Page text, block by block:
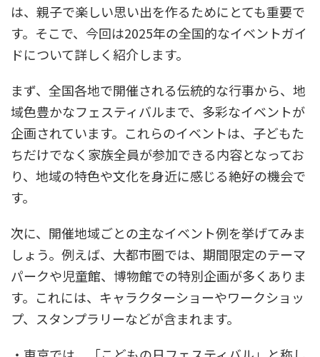
は、親子で楽しい思い出を作るためにとても重要で
す。そこで、今回は2025年の全国的なイベントガイ
ドについて詳しく紹介します。
まず、全国各地で開催される伝統的な行事から、地
域色豊かなフェスティバルまで、多彩なイベントが
企画されています。これらのイベントは、子どもた
ちだけでなく家族全員が参加できる内容となってお
り、地域の特色や文化を身近に感じる絶好の機会で
す。
次に、開催地域ごとの主なイベント例を挙げてみま
しょう。例えば、大都市圏では、期間限定のテーマ
パークや児童館、博物館での特別企画が多くありま
す。これには、キャラクターショーやワークショッ
プ、スタンプラリーなどが含まれます。